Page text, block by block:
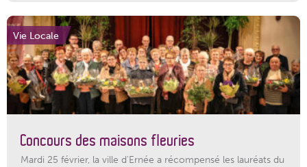
Vie Locale
Concours des maisons fleuries
Mardi 25 février, la ville d'Ernée a récompensé les lauréats du